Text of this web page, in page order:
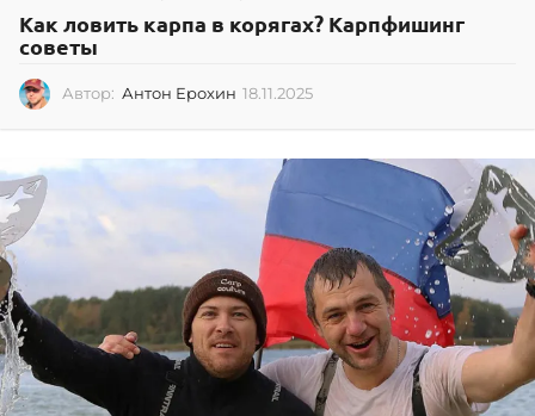
Как ловить карпа в корягах? Карпфишинг
советы
Автор: Антон Ерохин 18.11.2025
1
0
2
5